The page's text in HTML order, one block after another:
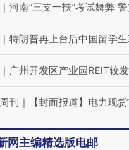
｜ 河南“三支一扶”考试舞弊
｜ 特朗普再上台后中国留学
｜ 广州开发区产业园REIT较
刊 ｜ 【封面报道】电力现
网主编精选版电邮